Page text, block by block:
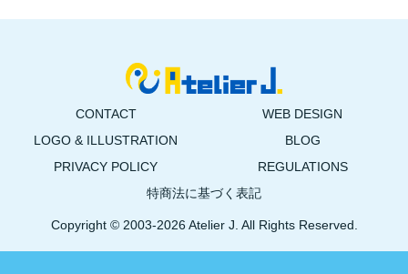
CONTACT
WEB DESIGN
LOGO & ILLUSTRATION
BLOG
PRIVACY POLICY
REGULATIONS
特商法に基づく表記
Copyright © 2003-2026 Atelier J. All Rights Reserved.